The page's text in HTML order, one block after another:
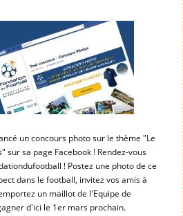
un concours photo sur le thème "Le
sur sa page Facebook ! Rendez-vous
! Postez une photo de ce
dans le football, invitez vos amis à
un maillot de l'Equipe de
d'ici le 1er mars prochain.